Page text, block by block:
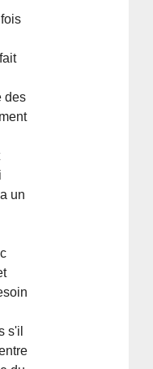
des
un
s'il